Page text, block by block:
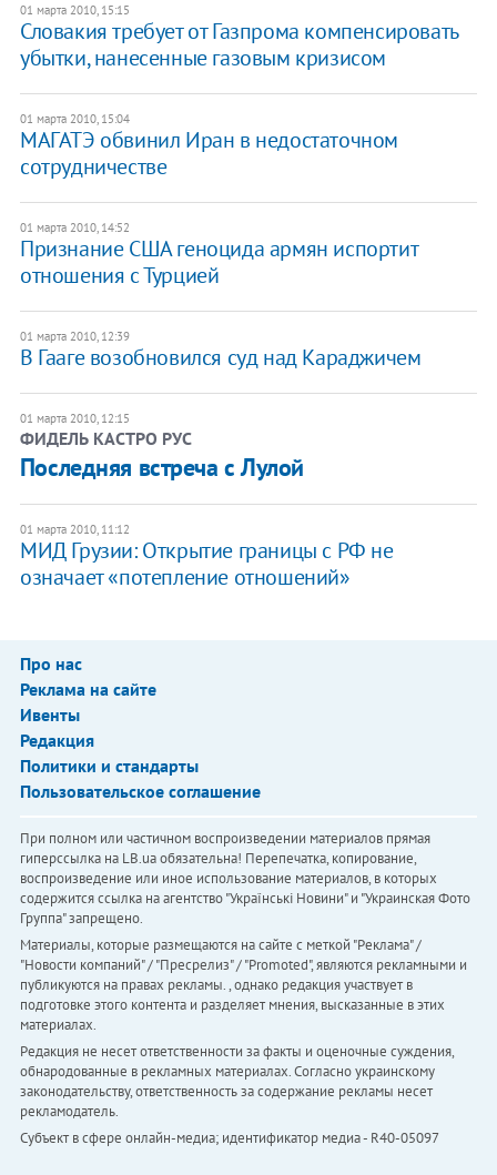
01 марта 2010, 15:15
Словакия требует от Газпрома компенсировать
убытки, нанесенные газовым кризисом
01 марта 2010, 15:04
МАГАТЭ обвинил Иран в недостаточном
сотрудничестве
01 марта 2010, 14:52
Признание США геноцида армян испортит
отношения с Турцией
01 марта 2010, 12:39
В Гааге возобновился суд над Караджичем
01 марта 2010, 12:15
ФИДЕЛЬ КАСТРО РУС
Последняя встреча с Лулой
01 марта 2010, 11:12
МИД Грузии: Открытие границы с РФ не
означает «потепление отношений»
Про нас
Реклама на сайте
Ивенты
Редакция
Политики и стандарты
Пользовательское соглашение
При полном или частичном воспроизведении материалов прямая
гиперссылка на LB.ua обязательна! Перепечатка, копирование,
воспроизведение или иное использование материалов, в которых
содержится ссылка на агентство "Українськi Новини" и "Украинская Фото
Группа" запрещено.
Материалы, которые размещаются на сайте с меткой "Реклама" /
"Новости компаний" / "Пресрелиз" / "Promoted", являются рекламными и
публикуются на правах рекламы. , однако редакция участвует в
подготовке этого контента и разделяет мнения, высказанные в этих
материалах.
Редакция не несет ответственности за факты и оценочные суждения,
обнародованные в рекламных материалах. Согласно украинскому
законодательству, ответственность за содержание рекламы несет
рекламодатель.
Субъект в сфере онлайн-медиа; идентификатор медиа - R40-05097